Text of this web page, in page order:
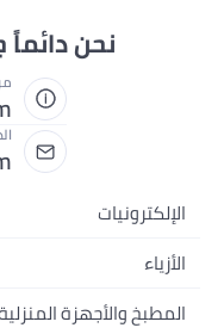
نحن
الإلكترونيات
الهواتف المتحركة
أجهزة الكمبيوتر المحمولة
الأزياء
أحذية رياضية رجالية
المطبخ والأجهزة